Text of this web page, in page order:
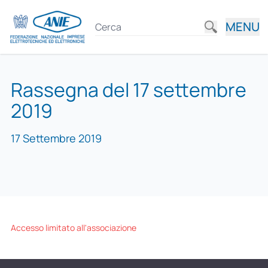
MENU
Rassegna del 17 settembre
2019
17 Settembre 2019
Accesso limitato all'associazione